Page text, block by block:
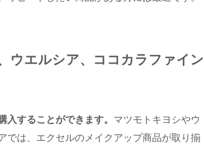
ウエルシア、ココカラファイン
することができます。 マツモトキヨシやウ
では、エクセルのメイクアップ商品が取り揃